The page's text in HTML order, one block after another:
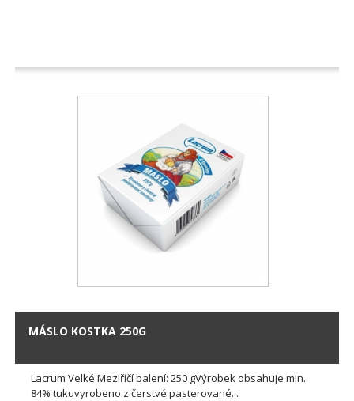
MÁSLO KOSTKA 250G
Lacrum Velké Meziříčí balení: 250 gVýrobek obsahuje min.
84% tukuvyrobeno z čerstvé pasterované...